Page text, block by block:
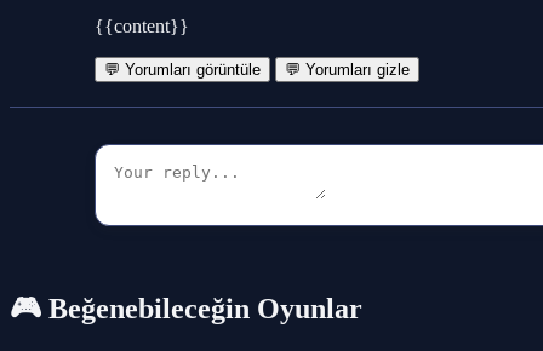
{{content}}
💬 Yorumları görüntüle 💬 Yorumları gizle
🎮 Beğenebileceğin Oyunlar